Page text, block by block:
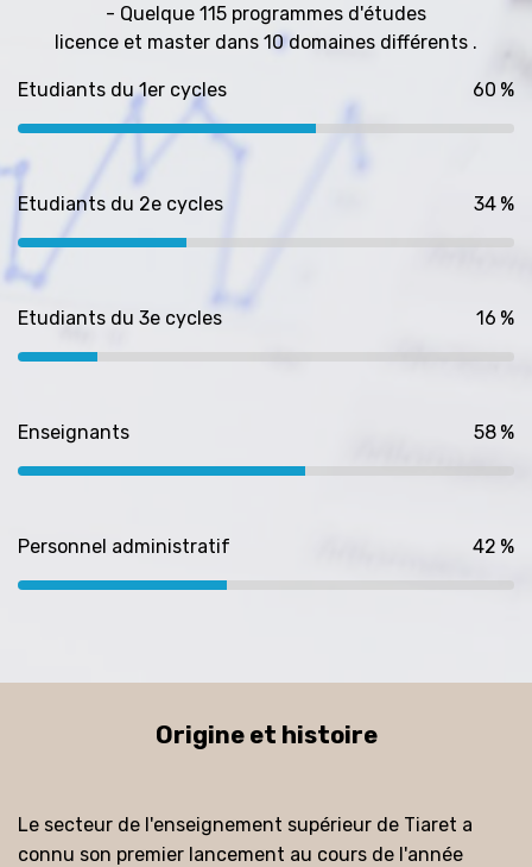
- Quelque 115 programmes d'études
licence et master dans 10 domaines différents .
Etudiants du 1er cycles %
Etudiants du 2e cycles %
Etudiants du 3e cycles %
Enseignants %
Personnel administratif %
Origine et histoire
Le secteur de l'enseignement supérieur de Tiaret a
connu son premier lancement au cours de l'année